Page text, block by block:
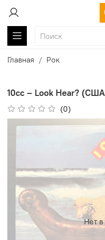
Главная Рок
10cc ‎– Look Hear? (США
(0)
Нет в